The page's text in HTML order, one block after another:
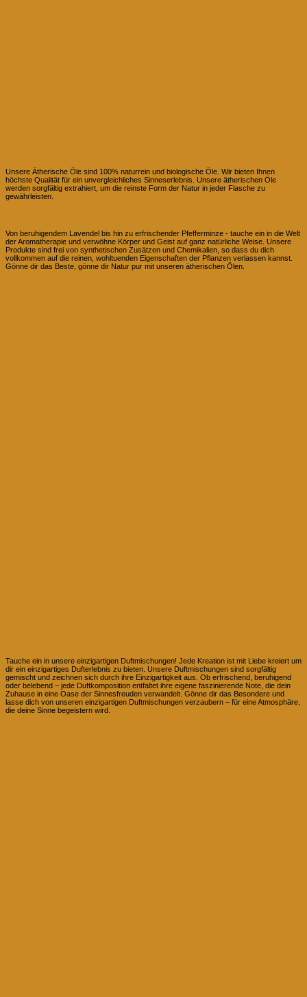
Unsere Ätherische Öle sind 100% naturrein und biologische Öle. Wir bieten Ihnen
höchste Qualität für ein unvergleichliches Sinneserlebnis. Unsere ätherischen Öle
werden sorgfältig extrahiert, um die reinste Form der Natur in jeder Flasche zu
gewährleisten.
Von beruhigendem Lavendel bis hin zu erfrischender Pfefferminze - tauche ein in die Welt
der Aromatherapie und verwöhne Körper und Geist auf ganz natürliche Weise. Unsere
Produkte sind frei von synthetischen Zusätzen und Chemikalien, so dass du dich
vollkommen auf die reinen, wohltuenden Eigenschaften der Pflanzen verlassen kannst.
Gönne dir das Beste, gönne dir Natur pur mit unseren ätherischen Ölen.
Tauche ein in unsere einzigartigen Duftmischungen! Jede Kreation ist mit Liebe kreiert um
dir ein einzigartiges Dufterlebnis zu bieten. Unsere Duftmischungen sind sorgfältig
gemischt und zeichnen sich durch ihre Einzigartigkeit aus. Ob erfrischend, beruhigend
oder belebend – jede Duftkomposition entfaltet ihre eigene faszinierende Note, die dein
Zuhause in eine Oase der Sinnesfreuden verwandelt. Gönne dir das Besondere und
lasse dich von unseren einzigartigen Duftmischungen verzaubern – für eine Atmosphäre,
die deine Sinne begeistern wird.